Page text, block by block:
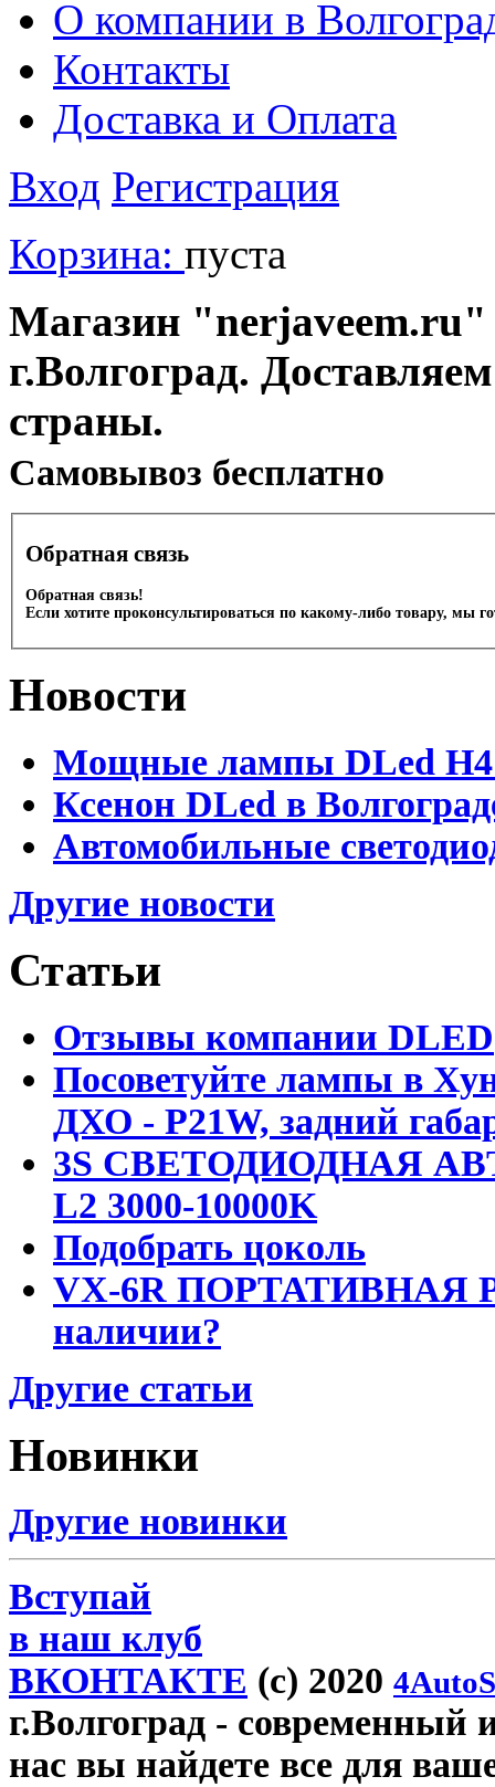
О компании в
Контакты
Доставка и Оплата
Вход Регистрация
Корзина: пуста
Магазин "nerjaveem.ru"
г.Волгоград.
страны.
Cамовывоз бесплатно
Обратная связь
Обратная связь!
Если хотите проконсультироваться по какому-либо товару, мы
Новости
Мощные лампы DLed H4
Ксенон DLed в
Автомобильные
Другие новости
Статьи
Отзывы компании DLED
Посоветуйте лампы в
ДХО - P21W, задний
3S СВЕТОДИОДНАЯ
L2 3000-10000K
Подобрать цоколь
VX-6R ПОРТАТИВНАЯ
наличии?
Другие статьи
Новинки
Другие новинки
Вступай
в наш клуб
ВКОНТАКТЕ (c) 2020
г.Волгоград - современный
нас вы найдете все для